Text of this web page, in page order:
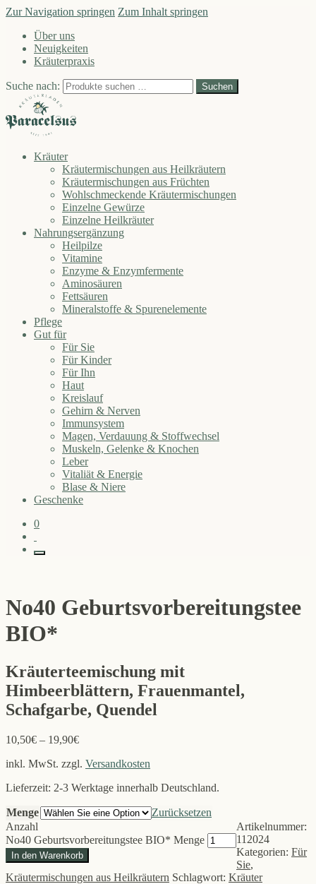
Zur Navigation springen Zum Inhalt springen
Über uns
Neuigkeiten
Kräuterpraxis
Suche nach: Suchen
Kräuter
Kräutermischungen aus Heilkräutern
Kräutermischungen aus Früchten
Wohlschmeckende Kräutermischungen
Einzelne Gewürze
Einzelne Heilkräuter
Nahrungsergänzung
Heilpilze
Vitamine
Enzyme & Enzymfermente
Aminosäuren
Fettsäuren
Mineralstoffe & Spurenelemente
Pflege
Gut für
Für Sie
Für Kinder
Für Ihn
Haut
Kreislauf
Gehirn & Nerven
Immunsystem
Magen, Verdauung & Stoffwechsel
Muskeln, Gelenke & Knochen
Leber
Vitaliät & Energie
Blase & Niere
Geschenke
0
No40 Geburtsvorbereitungstee
BIO*
Kräuterteemischung mit
Himbeerblättern, Frauenmantel,
Schafgarbe, Quendel
10,50€ – 19,90€
inkl. MwSt. zzgl. Versandkosten
Lieferzeit: 2-3 Werktage innerhalb Deutschland.
Menge
Zurücksetzen
Anzahl
No40 Geburtsvorbereitungstee BIO* Menge
In den Warenkorb
Artikelnummer:
112024
Kategorien: Für
Sie,
Kräutermischungen aus Heilkräutern Schlagwort: Kräuter